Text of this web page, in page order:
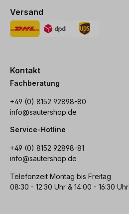
Versand
Kontakt
Fachberatung
+49 (0) 8152 92898-80
info@sautershop.de
Service-Hotline
+49 (0) 8152 92898-81
info@sautershop.de
Telefonzeit Montag bis Freitag
08:30 - 12:30 Uhr & 14:00 - 16:30 Uhr